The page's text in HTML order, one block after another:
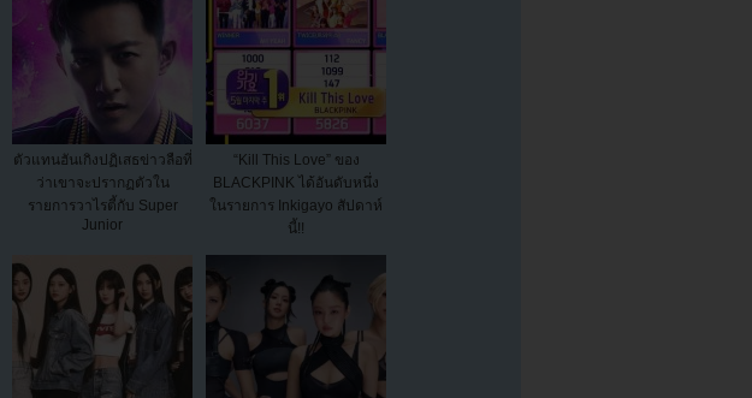
ตัวแทนฮันเกิงปฏิเสธข่าวลือที่
ว่าเขาจะปรากฏตัวใน
รายการวาไรตี้กับ Super
Junior
“Kill This Love” ของ
BLACKPINK ได้อันดับหนึ่ง
ในรายการ Inkigayo สัปดาห์
นี้!!